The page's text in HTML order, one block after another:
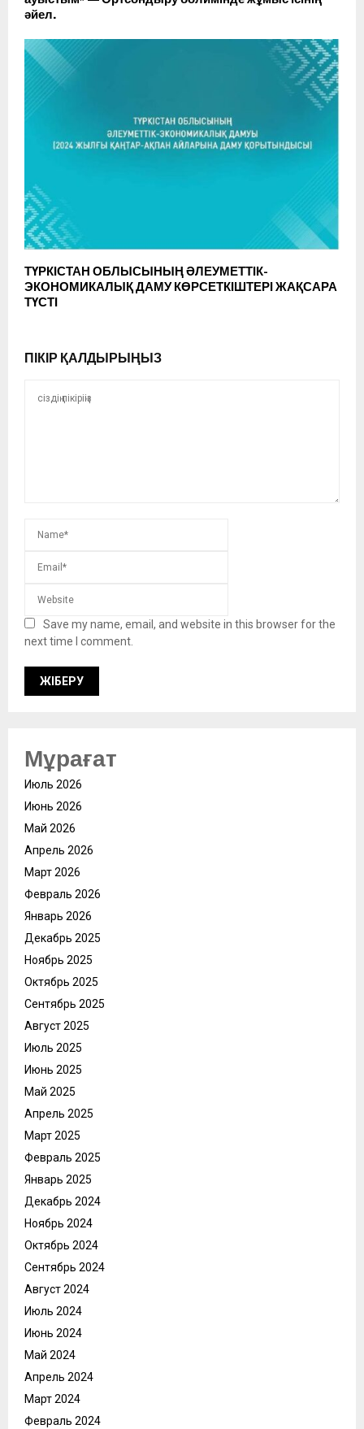
әйел.
ТҮРКІСТАН ОБЛЫСЫНЫҢ ӘЛЕУМЕТТІК-
ЭКОНОМИКАЛЫҚ ДАМУ КӨРСЕТКІШТЕРІ ЖАҚСАРА
ТҮСТІ
ПІКІР ҚАЛДЫРЫҢЫЗ
Save my name, email, and website in this browser for the
next time I comment.
Мұрағат
Июль 2026
Июнь 2026
Май 2026
Апрель 2026
Март 2026
Февраль 2026
Январь 2026
Декабрь 2025
Ноябрь 2025
Октябрь 2025
Сентябрь 2025
Август 2025
Июль 2025
Июнь 2025
Май 2025
Апрель 2025
Март 2025
Февраль 2025
Январь 2025
Декабрь 2024
Ноябрь 2024
Октябрь 2024
Сентябрь 2024
Август 2024
Июль 2024
Июнь 2024
Май 2024
Апрель 2024
Март 2024
Февраль 2024